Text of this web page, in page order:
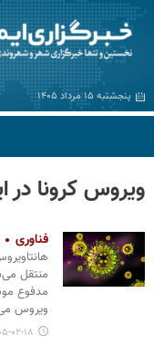
پنجشنبه ۱۵ مرداد ۱۴۰۵
ویروس کرونا در
فناوری
منتقل
مدفوع
ویروس
۱۴۰۵-۰۲-۱۸